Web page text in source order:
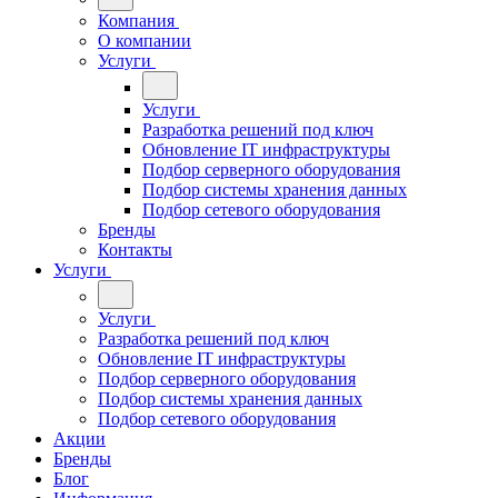
Компания
О компании
Услуги
Услуги
Разработка решений под ключ
Обновление IT инфраструктуры
Подбор серверного оборудования
Подбор системы хранения данных
Подбор сетевого оборудования
Бренды
Контакты
Услуги
Услуги
Разработка решений под ключ
Обновление IT инфраструктуры
Подбор серверного оборудования
Подбор системы хранения данных
Подбор сетевого оборудования
Акции
Бренды
Блог